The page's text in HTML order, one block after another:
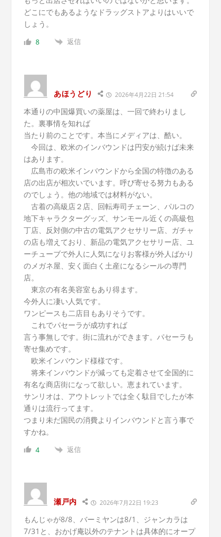
どこにでもあるようなドラッグストアよりはいいで
しょう。
8 返信
あほうどり 2026年4月22日 21:54
本通りの中国爆買いの薬屋は、一回で終わりまし
た。裏事情を知れば
当たり前のことです。本当にメディアは、酷い。
今回は、欧米のインバウンドは円安が続けば未来
はあります。
広島市の欧米インバウンドから全国の特徴のある
店の出店が相次いでいます。呼び寄せる努力もある
のでしょう。他の地域では材料がない。
古着の高級店２店、回転寿司チェーン、パルコの
地下キャラクターグッズ、サンモール近くの高級包
丁店、反対側の中古の電気アクセサリー店、ガチャ
の店も増えており、新品の電気アクセサリー店、ユ
ーチューブで外人に人気になりお客様が外人ばかり
のメガネ屋、安く面白く土産になるシールの専門
店。
東京の有名美容室もあり得ます。
今外人に凄い人気です。
ワンピースも二店目もありそうです。
これでパセーラが成功すれば
言う事無しです。街に流れができます。パセーラも
寄せ集めです。
欧米インバウンド様様です。
将来インバウンドが減っても定着させて全国的に
有名な商店街になって欲しい。恵まれています。
サンリオは、アウトレットでは全く駄目でしたが本
通りは流行ってます。
つまり未だ国民の消費よりインバウンドと言う事で
すかね。
4 返信
瀬戸内 2026年7月22日 19:23
もんじゃが8/8、バーミヤンは8/1、ジャンカラは
7/31と、おかげ庵以外のテナントは具体的にオープ